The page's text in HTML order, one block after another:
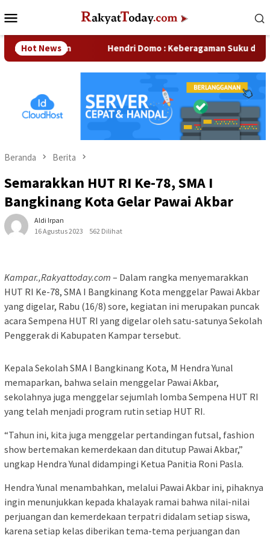
ke
Mobile
Hot News Hendri Domo : Keberagaman Suku dan Budaya
Beranda Berita
Semarakkan HUT RI Ke-78, SMA I
Bangkinang Kota Gelar Pawai Akbar
Aldi Irpan
16 Agustus 2023
562 Dilihat
Kampar.,Rakyattoday.com – Dalam rangka menyemarakkan
HUT RI Ke-78, SMA I Bangkinang Kota menggelar Pawai Akbar
yang digelar, Rabu (16/8) sore, kegiatan ini merupakan puncak
acara Sempena HUT RI yang digelar oleh satu-satunya Sekolah
Penggerak di Kabupaten Kampar tersebut.
Kepala Sekolah SMA I Bangkinang Kota, M Hendra Yunal
memaparkan, bahwa selain menggelar Pawai Akbar,
sekolahnya juga menggelar sejumlah lomba Sempena HUT RI
yang telah menjadi program rutin setiap HUT RI.
“Tahun ini, kita juga menggelar pertandingan futsal, fashion
show bertemakan kemerdekaan dan ditutup Pawai Akbar,”
ungkap Hendra Yunal didampingi Ketua Panitia Roni Pasla.
Hendra Yunal menambahkan, melalui Pawai Akbar ini, pihaknya
ingin menunjukkan kepada khalayak ramai bahwa nilai-nilai
perjuangan dan kemerdekaan terpatri didalam setiap siswa,
karena setiap kelas diberikan tema-tema perjuangan dan